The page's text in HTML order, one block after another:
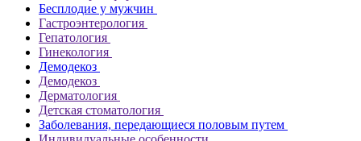
Бесплодие у мужчин
Гастроэнтерология
Гепатология
Гинекология
Демодекоз
Демодекоз
Дерматология
Детская стоматология
Заболевания, передающиеся половым путем